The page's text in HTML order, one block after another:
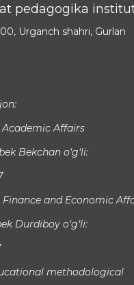
pedagogika
Urganch shahri, Gurlan
Affairs
Bekchan o‘g‘li:
and Economic
Durdiboy o‘g‘li:
methodological